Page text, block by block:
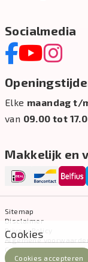
Socialmedia
Elke maandag t/
van 09.00 tot
Makkelijk en
Sitemap
Disclaimer
Privacy Policy
Algemene voorwaarden
Cookie-instellingen
Cookies
Cookies accepteren